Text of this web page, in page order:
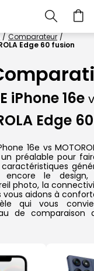
Comparateur
Edge 60 fusion
iPhone 16e
Edge
16e vs
préalable pour
encore le design,
photo, la
vous aidons à
qui vous
de comparaison